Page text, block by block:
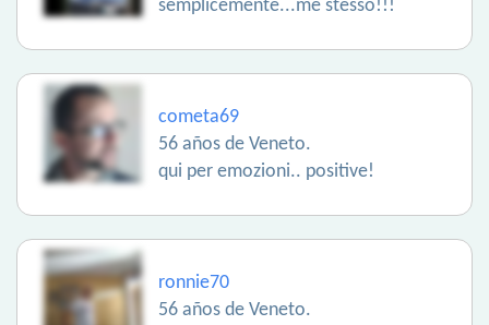
semplicemente...me stesso!!!
cometa69
56 años de Veneto.
qui per emozioni.. positive!
ronnie70
56 años de Veneto.